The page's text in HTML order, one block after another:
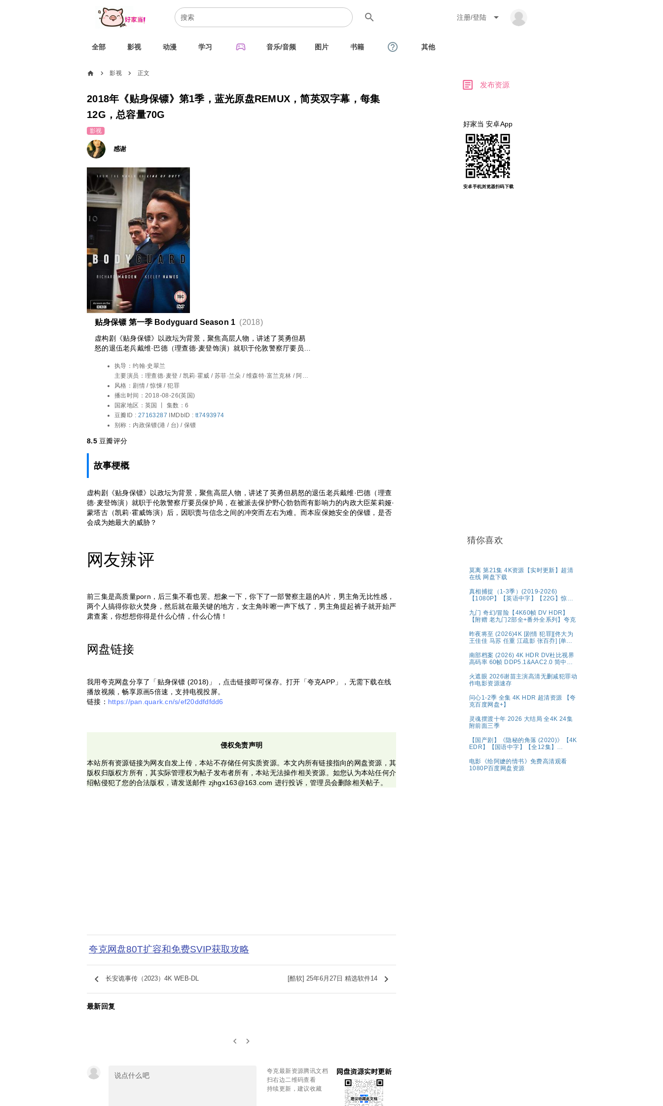
search 注册/登陆 arrow_drop_down
全部 影视 动漫 学习 sports_esports 音乐/音频 图片 书籍 help_outline 其他
home chevron_right 影视 chevron_right 正文
2018年《贴身保镖》第1季，蓝光原盘REMUX，简英双字幕，每集
12G，总容量70G
影视
感谢
贴身保镖 第一季 Bodyguard Season 1 (2018)
虚构剧《贴身保镖》以政坛为背景，聚焦高层人物，讲述了英勇但易
怒的退伍老兵戴维·巴德（理查德·麦登饰演）就职于伦敦警察厅要员保
（凯莉·霍威饰演）后，因职责与信念之间的冲突而左右为难。而本应
保她安全的保镖，是否会成为她最大的威胁？
执导：约翰·史翠兰
主要演员： 理查德·麦登 / 凯莉·霍威 / 苏菲·兰朵 / 维森特·富兰克林 / 阿什·
坦顿 / 吉娜·麦基 / 皮帕·海伍德 / 斯图尔特·鲍曼 / 理查德·瑞德尔 / 保罗·雷
迪 / 尼古拉斯·格利夫斯 / 马特·斯托克 / 克莱尔-路易斯·科德韦尔 / 斯蒂芬
妮·海姆 / 妮娜图森特怀特 / 尼克·鲁滨逊 / 贝拉·帕登 / 大卫·维斯特海德 /
马修·斯塔格 / 玛莎·卡尼 / 苏菲·拉沃斯 / 贾斯汀·韦伯 / 汤姆·布鲁克 / 迈克
尔·谢弗 / 弗兰克·加德纳 / 蒂娜·蒋 / 克丽·麦克莱恩 / 朱利安·弗思 / 约翰·
风格： 剧情 / 惊悚 / 犯罪
播出时间： 2018-08-26(英国)
国家地区： 英国 丨 集数：6
豆瓣ID : 27163287 IMDbID : tt7493974
别称： 内政保镖(港 / 台) / 保镖
8.5豆瓣评分
故事梗概
虚构剧《贴身保镖》以政坛为背景，聚焦高层人物，讲述了英勇但易怒的退伍老兵戴维·巴德（理查
德·麦登饰演）就职于伦敦警察厅要员保护局，在被派去保护野心勃勃而有影响力的内政大臣茱莉娅·
蒙塔古（凯莉·霍威饰演）后，因职责与信念之间的冲突而左右为难。而本应保她安全的保镖，是否
会成为她最大的威胁？
网友辣评
前三集是高质量porn，后三集不看也罢。想象一下，你下了一部警察主题的A片，男主角无比性感，
两个人搞得你欲火焚身，然后就在最关键的地方，女主角咔嚓一声下线了，男主角提起裤子就开始严
肃查案，你想想你得是什么心情，什么心情！
网盘链接
我用夸克网盘分享了「贴身保镖 (2018)」，点击链接即可保存。打开「夸克APP」，无需下载在线
播放视频，畅享原画5倍速，支持电视投屏。
链接： https://pan.quark.cn/s/ef20ddfdfdd6
侵权免责声明
本站所有资源链接为网友自发上传，本站不存储任何实质资源。本文内所有链接指向的网盘资源，其
版权归版权方所有，其实际管理权为帖子发布者所有，本站无法操作相关资源。如您认为本站任何介
绍帖侵犯了您的合法版权，请发送邮件 zjhgx163@163.com 进行投诉，管理员会删除相关帖子。
夸克网盘80T扩容和免费SVIP获取攻略
keyboard_arrow_left 长安诡事传（2023）4K WEB-DL [酷软] 25年6月27日 精选软件14 keyboard_arrow_right
最新回复
keyboard_arrow_left keyboard_arrow_right
夸克最新资源腾讯文档
扫右边二维码查看
持续更新，建议收藏
article 发布资源
好家当 安卓App
安卓手机浏览器扫码下载
猜你喜欢
莫离 第21集 4K资源【实时更新】超清
在线 网盘下载
真相捕捉（1-3季）(2019-2026)
【1080P】【英语中字】【22G】惊悚
九门 奇幻/冒险【4K60帧 DV HDR】
【附赠 老九门2部全+番外全系列】夸克
昨夜将至 (2026)4K [剧情 犯罪][佟大为
王佳佳 马苏 任重 江疏影 张百乔] [单集
南部档案‎ (2026) 4K HDR DV杜比视界
高码率 60帧 DDP5.1&AAC2.0 简中字
火遮眼 2026谢苗主演高清无删减犯罪动
作电影资源速存
问心1-2季 全集 4K HDR 超清资源 【夸
克百度网盘+】
灵魂摆渡十年 2026 大结局 全4K 24集
附前面三季
【国产剧】《隐秘的角落 (2020)》【4K
EDR】【国语中字】【全12集】
电影《给阿嬷的情书》免费高清观看
1080P百度网盘资源